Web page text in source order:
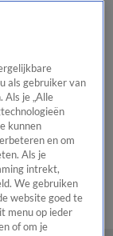
Hart
Tip de
PanelVideo's
als gebruiker van
Als je „Alle
kunnen
en om
Als je
intrekt,
We gebruiken
website goed te
menu op ieder
of om je